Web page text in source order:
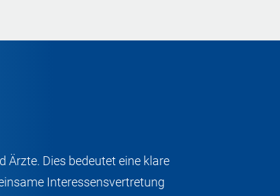
Ärzte. Dies bedeutet eine klare
Interessensvertretung